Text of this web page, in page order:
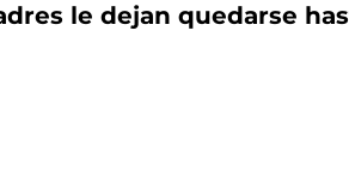
le dejan quedarse